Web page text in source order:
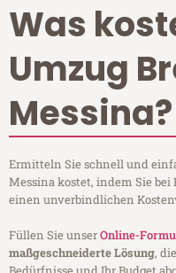
Was
Umzug
Messina?
Ermitteln Sie schnell und
Messina kostet, indem Sie bei
einen unverbindlichen
Füllen Sie unserOnline-
maßgeschneiderte Lösung,